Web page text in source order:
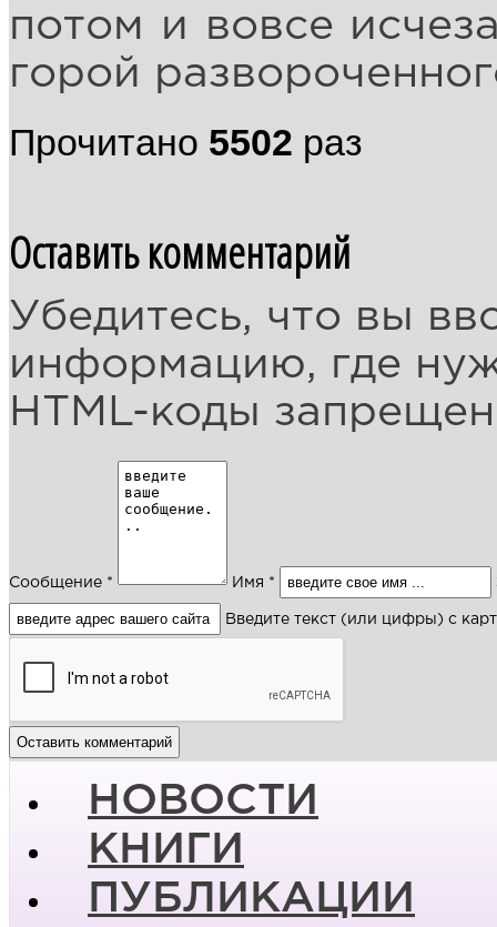
потом и вовсе
горой
Прочитано 5502 раз
Оставить комментарий
Убедитесь, что вы
информацию, где
HTML-коды
Сообщение * Имя *
Введите текст (или цифры) с
НОВОСТИ
КНИГИ
ПУБЛИКАЦИИ